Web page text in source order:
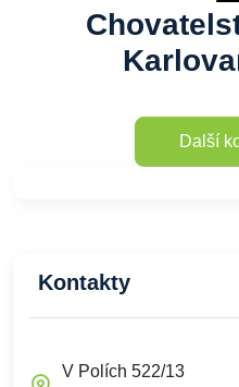
Další
Kontakty
V Polích 522/13